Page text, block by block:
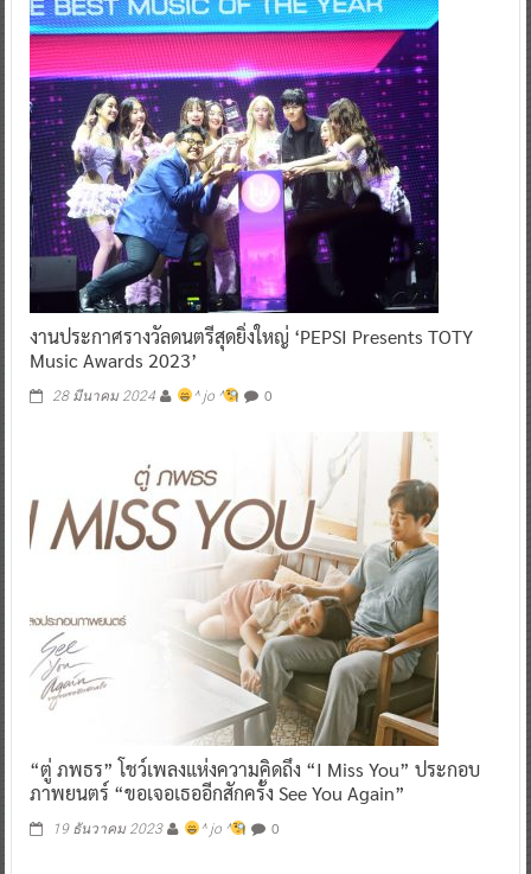
งานประกาศรางวัลดนตรีสุดยิ่งใหญ่ ‘PEPSI Presents TOTY
Music Awards 2023’
28 มีนาคม 2024 ^ jo ^ 0
“ตู่ ภพธร” โชว์เพลงแห่งความคิดถึง “I Miss You” ประกอบ
ภาพยนตร์ “ขอเจอเธออีกสักครั้ง See You Again”
19 ธันวาคม 2023 ^ jo ^ 0